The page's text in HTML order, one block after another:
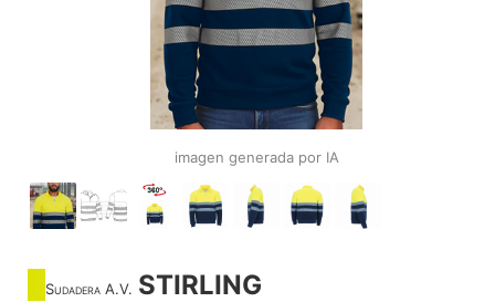
imagen generada por IA
Sudadera A.V. STIRLING